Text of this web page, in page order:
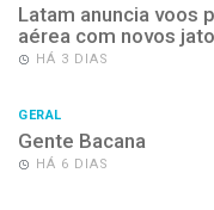
Latam anuncia voos
aérea com novos
HÁ 3 DIAS
GERAL
Gente Bacana
HÁ 6 DIAS